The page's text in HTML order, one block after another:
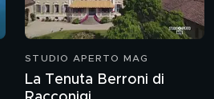
STUDIO APERTO MAG
La Tenuta Berroni di